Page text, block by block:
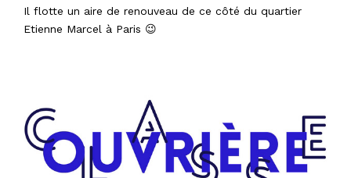
Il flotte un aire de renouveau de ce côté du quartier
Etienne Marcel à Paris 😉